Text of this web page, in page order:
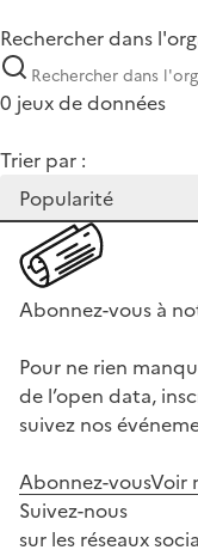
Rechercher dans
0 jeux de données
Trier par :
Abonnez-vous à
Pour ne rien
de l’open data,
suivez nos
Abonnez-vousVoir
Suivez-nous
sur les réseaux